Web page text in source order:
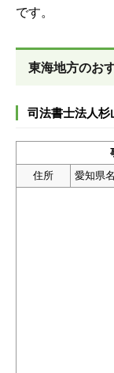
です。
東海地方のお
司法書士法人杉
住所
愛知県